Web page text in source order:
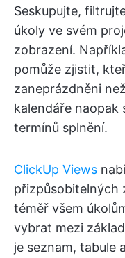
Seskupujte,
úkoly ve svém
zobrazení.
pomůže zjistit,
zaneprázdněni
kalendáře naopak
termínů splnění.
ClickUp Views
přizpůsobitelných
téměř všem
vybrat mezi
je seznam, tabule